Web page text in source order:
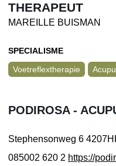
THERAPEUT
MAREILLE BUISMAN
SPECIALISME
Voetreflextherapie
PODIROSA -
Stephensonweg 6
085002 620 2 https://